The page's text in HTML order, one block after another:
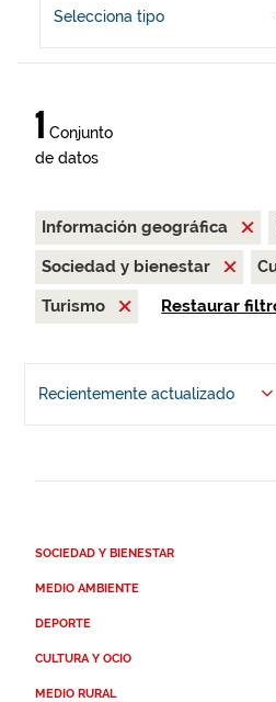
Selecciona tipo
1 Conjunto
de datos
Información geográfica
Sociedad y bienestar
Turismo
Restaurar
Recientemente actualizado
SOCIEDAD Y BIENESTAR
MEDIO AMBIENTE
DEPORTE
CULTURA Y OCIO
MEDIO RURAL